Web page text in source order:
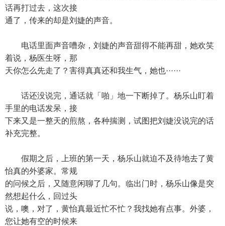
话再打过去，这次接
通了，传来的却是刘婕的声音。
电话里面声音嘈杂，刘婕的声音甜得不能再甜，她欢笑
着说，杨医生呀，那
天你怎么先走了？害得真真还和我生气，她也······
话还没说完，通话就「啪」地一下断掉了。杨乐山盯着
手里的电话发呆，接
下来又是一整天的煎熬，各种揣测，试图把刘婕没说完的话
补充完整。
假期之后，上班的第一天，杨乐山就迫不及待地去了黄
怡真的外婆家。常规
的问候之后，又随意闲聊了几句。临出门时，杨乐山像是突
然想起什么，回过头
说，噢，对了，黄怡真最近忙不忙？我找她有点事。外婆，
您让她有空的时候来